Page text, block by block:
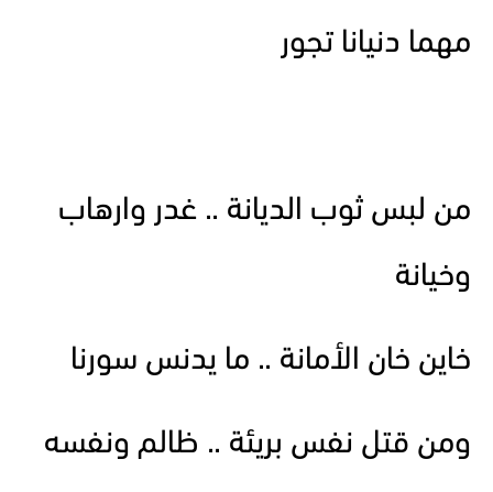
مهما دنيانا تجور
من لبس ثوب الديانة .. غدر وارهاب
وخيانة
خاين خان الأمانة .. ما يدنس سورنا
ومن قتل نفس بريئة .. ظالم ونفسه